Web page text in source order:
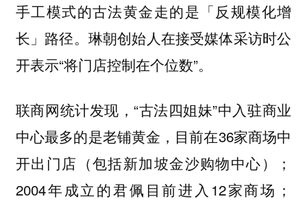
手工模式的古法黄金走的是「反规模化增
长」路径。 琳朝创始人在接受媒体采访时公
开表示“将门店控制在个位数”。
联商网统计发现，“古法四姐妹”中入驻商业
中心最多的是老铺黄金，目前在36家商场中
开出门店（包括新加坡金沙购物中心）；
2004年成立的君佩目前进入12家商场；